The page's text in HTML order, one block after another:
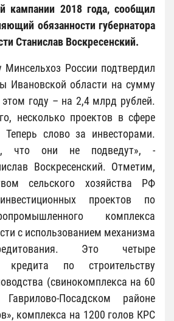
кампании 2018 года, сообщил
обязанности губернатора
Станислав Воскресенский.
России подтвердил
Ивановской области на сумму
году – на 2,4 млрд рублей.
несколько проектов в сфере
Теперь слово за инвесторами.
что они не подведут», -
Воскресенский. Отметим,
сельского хозяйства РФ
проектов по
комплекса
с использованием механизма
Это четыре
кредита по строительству
(свинокомплекса на 60
Посадском районе
комплекса на 1200 голов КРС